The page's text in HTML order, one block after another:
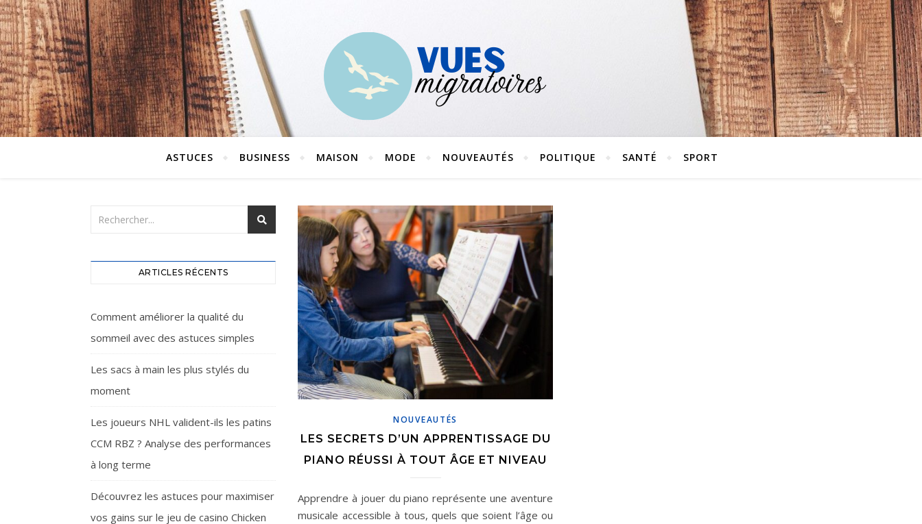
ASTUCES BUSINESS MAISON MODE NOUVEAUTÉS POLITIQUE SANTÉ SPORT
ARTICLES RÉCENTS
Comment améliorer la qualité du
sommeil avec des astuces simples
Les sacs à main les plus stylés du
moment
Les joueurs NHL valident-ils les patins
CCM RBZ ? Analyse des performances
à long terme
Découvrez les astuces pour maximiser
vos gains sur le jeu de casino Chicken
NOUVEAUTÉS
LES SECRETS D’UN APPRENTISSAGE DU
PIANO RÉUSSI À TOUT ÂGE ET NIVEAU
Apprendre à jouer du piano représente une aventure
musicale accessible à tous, quels que soient l’âge ou